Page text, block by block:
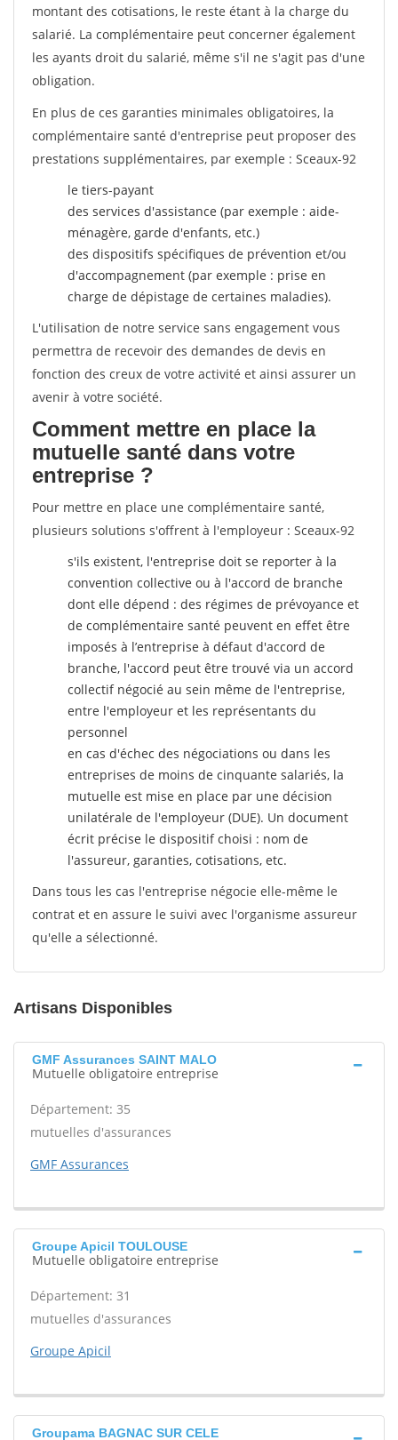
montant des cotisations, le reste étant à la charge du
salarié. La complémentaire peut concerner également
les ayants droit du salarié, même s'il ne s'agit pas d'une
obligation.
En plus de ces garanties minimales obligatoires, la
complémentaire santé d'entreprise peut proposer des
prestations supplémentaires, par exemple : Sceaux-92
le tiers-payant
des services d'assistance (par exemple : aide-
ménagère, garde d'enfants, etc.)
des dispositifs spécifiques de prévention et/ou
d'accompagnement (par exemple : prise en
charge de dépistage de certaines maladies).
L'utilisation de notre service sans engagement vous
permettra de recevoir des demandes de devis en
fonction des creux de votre activité et ainsi assurer un
avenir à votre société.
Comment mettre en place la
mutuelle santé dans votre
entreprise ?
Pour mettre en place une complémentaire santé,
plusieurs solutions s'offrent à l'employeur : Sceaux-92
s'ils existent, l'entreprise doit se reporter à la
convention collective ou à l'accord de branche
dont elle dépend : des régimes de prévoyance et
de complémentaire santé peuvent en effet être
imposés à l’entreprise à défaut d'accord de
branche, l'accord peut être trouvé via un accord
collectif négocié au sein même de l'entreprise,
entre l'employeur et les représentants du
personnel
en cas d'échec des négociations ou dans les
entreprises de moins de cinquante salariés, la
mutuelle est mise en place par une décision
unilatérale de l'employeur (DUE). Un document
écrit précise le dispositif choisi : nom de
l'assureur, garanties, cotisations, etc.
Dans tous les cas l'entreprise négocie elle-même le
contrat et en assure le suivi avec l'organisme assureur
qu'elle a sélectionné.
Artisans Disponibles
GMF Assurances SAINT MALO
Mutuelle obligatoire entreprise
Département: 35
mutuelles d'assurances
GMF Assurances
Groupe Apicil TOULOUSE
Mutuelle obligatoire entreprise
Département: 31
mutuelles d'assurances
Groupe Apicil
Groupama BAGNAC SUR CELE